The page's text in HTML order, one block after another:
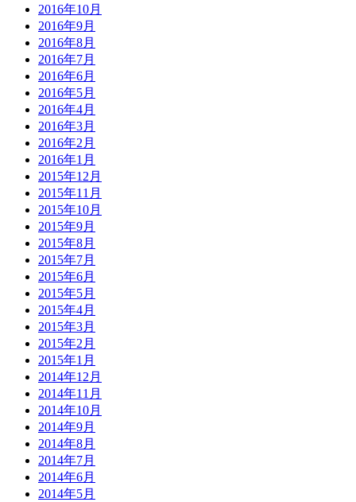
2016年10月
2016年9月
2016年8月
2016年7月
2016年6月
2016年5月
2016年4月
2016年3月
2016年2月
2016年1月
2015年12月
2015年11月
2015年10月
2015年9月
2015年8月
2015年7月
2015年6月
2015年5月
2015年4月
2015年3月
2015年2月
2015年1月
2014年12月
2014年11月
2014年10月
2014年9月
2014年8月
2014年7月
2014年6月
2014年5月